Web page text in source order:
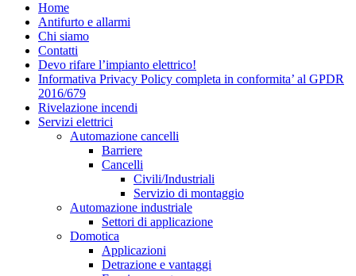
Home
Antifurto e allarmi
Chi siamo
Contatti
Devo rifare l’impianto elettrico!
Informativa Privacy Policy completa in conformita’ al GPDR
2016/679
Rivelazione incendi
Servizi elettrici
Automazione cancelli
Barriere
Cancelli
Civili/Industriali
Servizio di montaggio
Automazione industriale
Settori di applicazione
Domotica
Applicazioni
Detrazione e vantaggi